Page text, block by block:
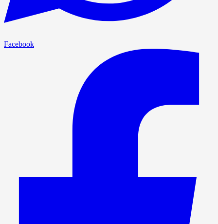
Facebook